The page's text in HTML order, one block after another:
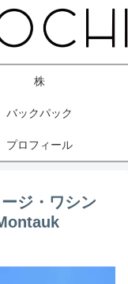
株
バックパック
プロフィール
ジ・ワシン